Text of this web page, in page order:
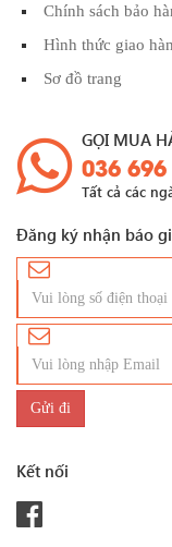
Chính sách bảo
Hình thức giao
Sơ đồ trang
GỌI MUA
036
Tất cả các
Đăng ký nhận báo
Kết nối